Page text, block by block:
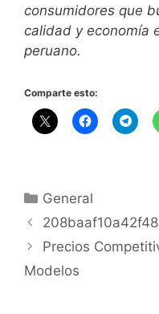
consumidores que
calidad y economía
peruano.
Comparte esto:
General
Precios
Modelos